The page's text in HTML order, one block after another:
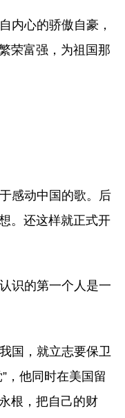
内心的骄傲自豪，
荣富强，为祖国那
感动中国的歌。后
。还这样就正式开
识的第一个人是一
国，就立志要保卫
，他同时在美国留
根，把自己的财